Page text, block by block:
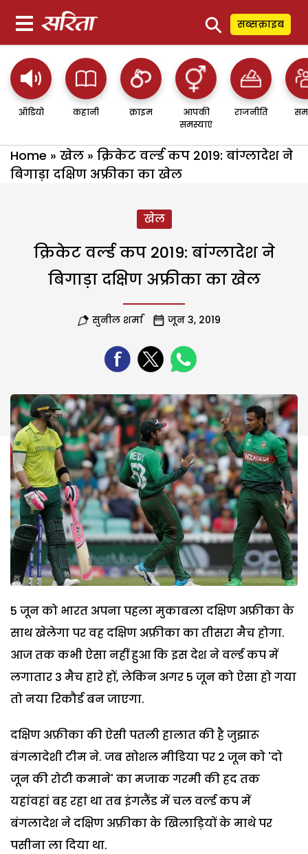
⚲ सब्सक्राइब
ऑडियो कहानी क्राइम
आपकी
समस्याएं
राजनीति
Home » खेल » क्रिकेट वर्ल्ड कप 2019: बांग्लादेश ने
बिगाड़ा दक्षिण अफ्रीका का खेल
खेल
क्रिकेट वर्ल्ड कप 2019: बांग्लादेश ने
बिगाड़ा दक्षिण अफ्रीका का खेल
सुनील शर्मा जून 3, 2019
5 जून को भारत अपना पहला मुकाबला दक्षिण अफ्रीका के
साथ खेलेगा पर वह दक्षिण अफ्रीका का तीसरा मैच होगा.
आज तक कभी ऐसा नहीं हुआ कि इस देश ने वर्ल्ड कप में
लगातार 3 मैच हारे हों, लेकिन अगर 5 जून को ऐसा हो गया
तो नया रिकौर्ड बन जाएगा.
दक्षिण अफ्रीका की ऐसी पतली हालात की है जुझारू
बंगलादेशी टीम ने. जब सोशल मीडिया पर 2 जून को 'दो
जून की रोटी कमाने' का मजाक गरमी की हद तक
यहांवहां बह रहा था तब इंगलैंड में चल वर्ल्ड कप में
बंगलादेश ने दक्षिण अफ्रीका के खिलाड़ियों के माथे पर
पसीना ला दिया था.